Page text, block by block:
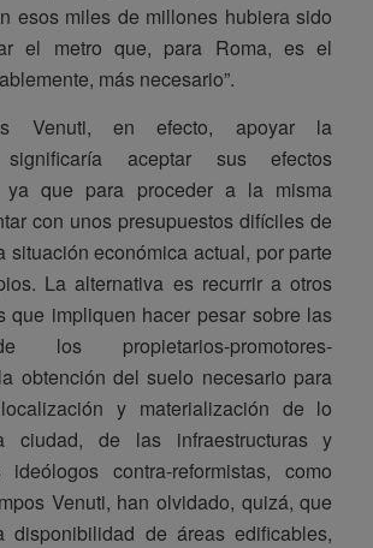
esos miles de millones hubiera sido
el metro que, para Roma, es el
más necesario”.
Venuti, en efecto, apoyar la
significaría aceptar sus efectos
ya que para proceder a la misma
con unos presupuestos difíciles de
situación económica actual, por parte
La alternativa es recurrir a otros
que impliquen hacer pesar sobre las
los propietarios-promotores-
obtención del suelo necesario para
y materialización de lo
ciudad, de las infraestructuras y
contra-reformistas, como
Venuti, han olvidado, quizá, que
de áreas edificables,